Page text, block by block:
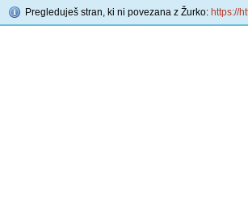
Pregleduješ stran, ki ni povezana z Žurko: https://